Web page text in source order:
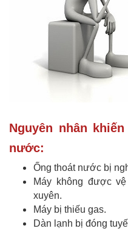
Nguyên nhân
nước:
Ống thoát nước bị
Máy không được
xuyên.
Máy bị thiếu gas.
Dàn lạnh bị đóng